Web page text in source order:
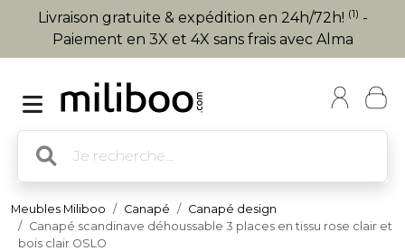
Livraison gratuite & expédition en 24h/72h! (1) -
Paiement en 3X et 4X sans frais avec Alma
Meubles Miliboo Canapé
Canapé design
Canapé scandinave déhoussable 3 places en tissu rose clair et
bois clair OSLO